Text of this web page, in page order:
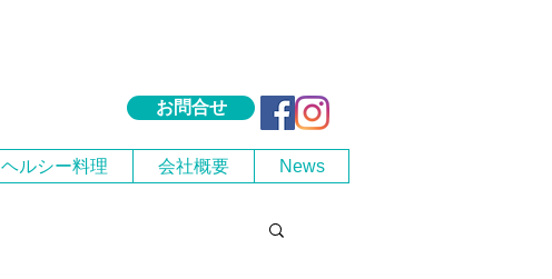
お問合せ
ヘルシー料理 会社概要 News